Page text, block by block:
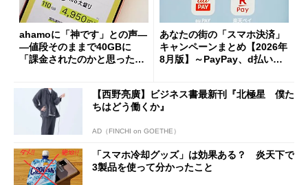
ahamoに「神です」との声―
―値段そのままで40GBに
「課金されたのかと思った」
あなたの街の「スマホ決済」
キャンペーンまとめ【2026年
8月版】～PayPay、d払い、a
【西野亮廣】ビジネス書最新刊『北極星 僕た
ちはどう働くか』
AD（FINCHI on GOETHE）
「スマホ冷却グッズ」は効果ある？ 炎天下で
3製品を使って分かったこと